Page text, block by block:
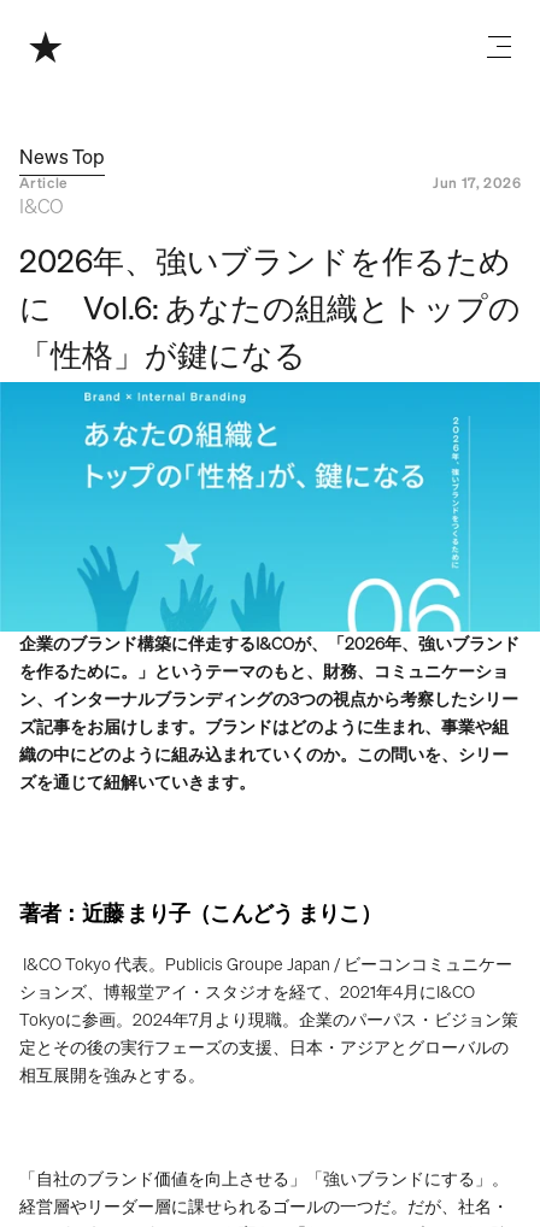
News Top
Article
I&CO
Jun 17, 2026
2026年、強いブランドを作るため
に　Vol.6: あなたの組織とトップの
「性格」が鍵になる
企業のブランド構築に伴走するI&COが、「2026年、強いブランド
を作るために。」というテーマのもと、財務、コミュニケーショ
ン、インターナルブランディングの3つの視点から考察したシリー
ズ記事をお届けします。ブランドはどのように生まれ、事業や組
織の中にどのように組み込まれていくのか。この問いを、シリー
ズを通じて紐解いていきます。
著者：近藤 まり子（こんどう まりこ）
ションズ、博報堂アイ・スタジオを経て、2021年4月にI&CO
Tokyoに参画。2024年7月より現職。企業のパーパス・ビジョン策
定とその後の実行フェーズの支援、日本・アジアとグローバルの
相互展開を強みとする。
「自社のブランド価値を向上させる」「強いブランドにする」。
経営層やリーダー層に課せられるゴールの一つだ。だが、社名・